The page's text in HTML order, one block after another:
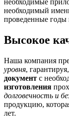
необходимый
проведенные годы
Высокое
Наша компания
уровня,
документ с
изготовления
долговечность и
продукцию,
лет.